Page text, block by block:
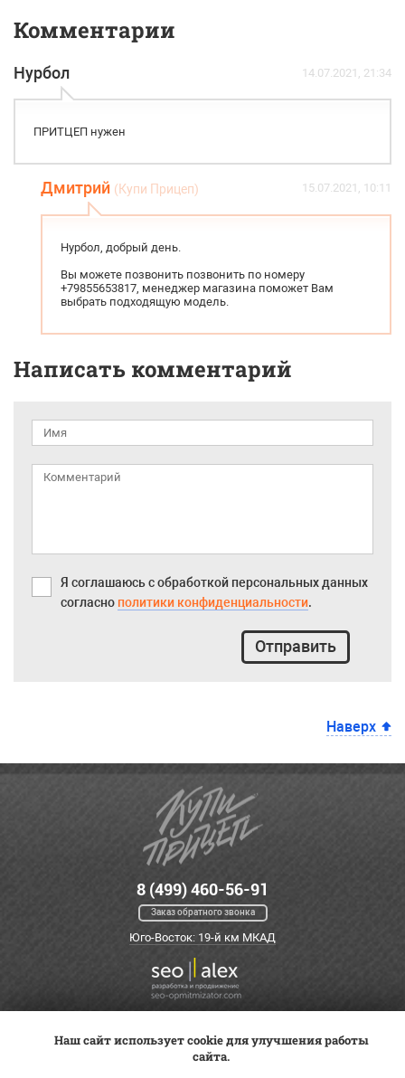
Комментарии
Нурбол 14.07.2021, 21:34
ПРИТЦЕП нужен
Дмитрий (Купи Прицеп) 15.07.2021, 10:11
Нурбол, добрый день.
Вы можете позвонить позвонить по номеру
+79855653817, менеджер магазина поможет Вам
выбрать подходящую модель.
Написать комментарий
Я соглашаюсь с обработкой персональных данных
согласно политики конфиденциальности.
Отправить
Наверх
8 (499) 460-56-91
Заказ обратного звонка
Юго-Восток: 19-й км МКАД
Трейд-ин
ВК Видео
Наш сайт использует cookie для улучшения работы
сайта.